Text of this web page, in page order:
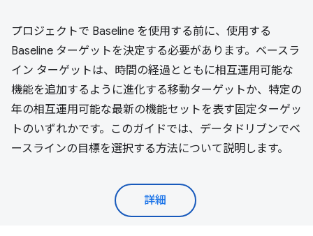
プロジェクトで Baseline を使用する前に、使用する
Baseline ターゲットを決定する必要があります。ベースラ
イン ターゲットは、時間の経過とともに相互運用可能な
機能を追加するように進化する移動ターゲットか、特定の
年の相互運用可能な最新の機能セットを表す固定ターゲッ
トのいずれかです。このガイドでは、データドリブンでベ
ースラインの目標を選択する方法について説明します。
詳細